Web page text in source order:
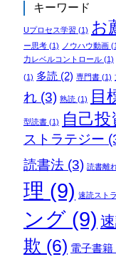
キーワード
Uプロセス学習 (1) お
ー思考(1) ノウハウ動画
力レベルコントロール(1)
(1) 多読 (2) 専門書(1)
れ(3) 熟読(1) 目
型読書(1) 自己投
ストラテジー
読書法(3) 読書離
理 (9) 速読スト
ング(9)
欺 (6) 電子書籍